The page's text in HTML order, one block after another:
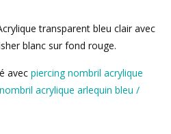
transparent bleu clair avec
blanc sur fond rouge.
avec piercing nombril acrylique
acrylique arlequin bleu /